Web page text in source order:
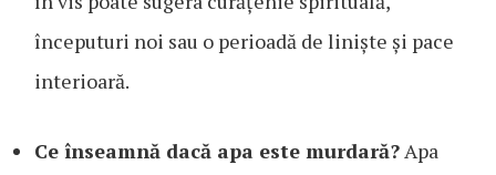
începuturi noi sau o perioadă de liniște și pace
interioară.
Ce înseamnă dacă apa este murdară?Apa